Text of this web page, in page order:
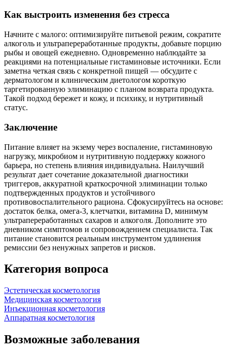
Как выстроить изменения без стресса
Начните с малого: оптимизируйте питьевой режим, сократите
алкоголь и ультрапереработанные продукты, добавьте порцию
рыбы и овощей ежедневно. Одновременно наблюдайте за
реакциями на потенциальные гистаминовые источники. Если
заметна четкая связь с конкретной пищей — обсудите с
дерматологом и клиническим диетологом короткую
таргетированную элиминацию с планом возврата продукта.
Такой подход бережет и кожу, и психику, и нутритивный
статус.
Заключение
Питание влияет на экзему через воспаление, гистаминовую
нагрузку, микробиом и нутритивную поддержку кожного
барьера, но степень влияния индивидуальна. Наилучший
результат дает сочетание доказательной диагностики
триггеров, аккуратной краткосрочной элиминации только
подтвержденных продуктов и устойчивого
противовоспалительного рациона. Сфокусируйтесь на основе:
достаток белка, омега‑3, клетчатки, витамина D, минимум
ультрапереработанных сахаров и алкоголя. Дополните это
дневником симптомов и сопровождением специалиста. Так
питание становится реальным инструментом удлинения
ремиссии без ненужных запретов и рисков.
Категория вопроса
Эстетическая косметология
Медицинская косметология
Инъекционная косметология
Аппаратная косметология
Возможные заболевания